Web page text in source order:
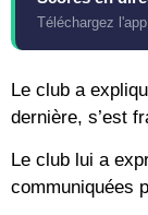
Téléchargez
Le club a
dernière, s’est
Le club lui a
communiquées